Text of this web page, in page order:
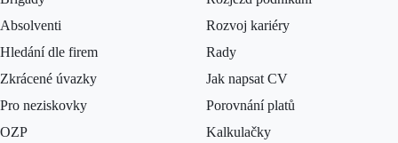
Absolventi
Hledání dle firem
Zkrácené úvazky
Pro neziskovky
OZP
Rozvoj kariéry
Rady
Jak napsat CV
Porovnání platů
Kalkulačky